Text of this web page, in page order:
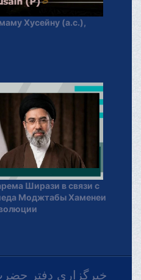
Хусейну (а.с.),
Ширази в связи с
Моджтабы Хаменеи
خبرگزاری دفتر